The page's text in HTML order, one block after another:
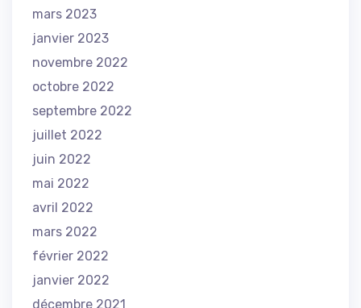
mars 2023
janvier 2023
novembre 2022
octobre 2022
septembre 2022
juillet 2022
juin 2022
mai 2022
avril 2022
mars 2022
février 2022
janvier 2022
décembre 2021